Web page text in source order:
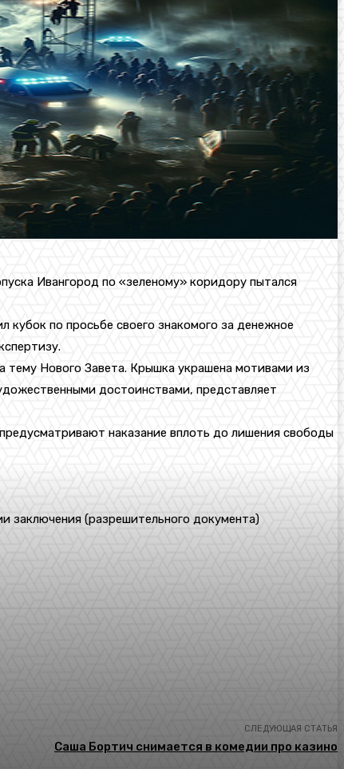
Ивангород по «зеленому» коридору пытался
кубок по просьбе своего знакомого за денежное
Нового Завета. Крышка украшена мотивами из
достоинствами, представляет
наказание вплоть до лишения свободы
заключения (разрешительного документа)
СЛЕДУЮЩАЯ СТАТЬЯ
Саша Бортич снимается в комедии про казино